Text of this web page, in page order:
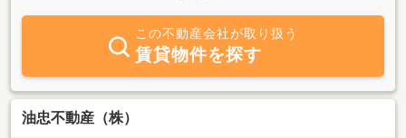
忠不動産”として、地域と共に歩み、産業と文化の発展に貢献してい
ます。住宅用地、特に一団の土地の造成と買収、並びに新築中古住
宅売買の仲介まで幅広く営んでおります。京都にて、土地建物をお
探しの場合はご遠慮なく当社へご連絡下さい。又、土地建物を売却
なさる方も同様、宜しくお願い致します。月極ガレージから、貸土
地、貸工場、倉庫、オフィスビルまで多数取り扱っております。資
この不動産会社が取り扱う
賃貸物件を探す
油忠不動産（株）